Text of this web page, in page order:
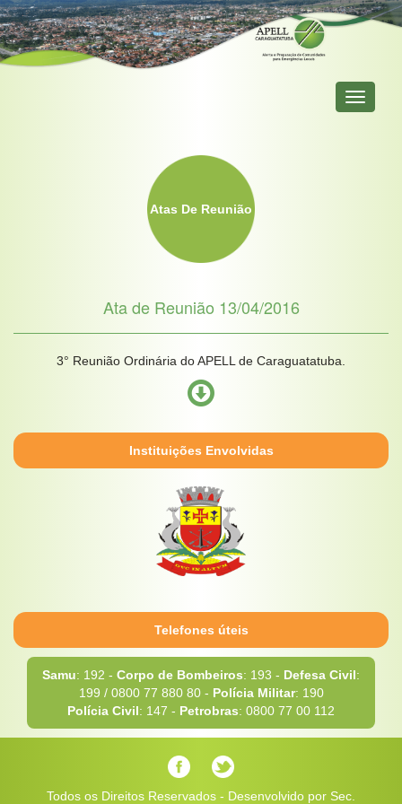
Primary
Menu
Atas De Reunião
Ata de Reunião 13/04/2016
3° Reunião Ordinária do APELL de Caraguatatuba.
Instituições Envolvidas
Telefones úteis
Samu: 192 - Corpo de Bombeiros: 193 - Defesa Civil:
199 / 0800 77 880 80 - Polícia Militar: 190
Polícia Civil: 147 - Petrobras: 0800 77 00 112
Todos os Direitos Reservados - Desenvolvido por Sec.